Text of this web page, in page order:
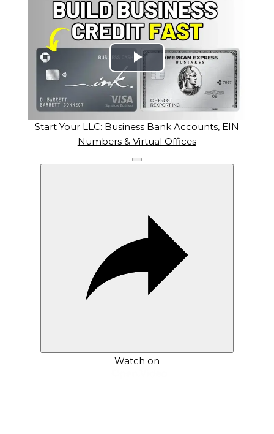
Play
Video
Start Your LLC: Business Bank Accounts, EIN
Numbers & Virtual Offices
Watch on